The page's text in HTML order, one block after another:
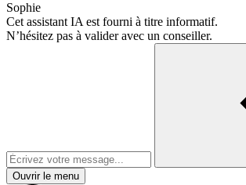
Sophie
Cet assistant IA est fourni à titre informatif.
N’hésitez pas à valider avec un conseiller.
Ouvrir le menu